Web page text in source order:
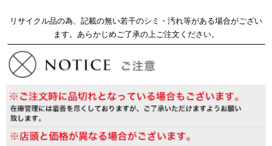
リサイクル品の為、記載の無い若干のシミ・汚れ等がある場合がござい
ます。あらかじめご了承の上ご注文ください。